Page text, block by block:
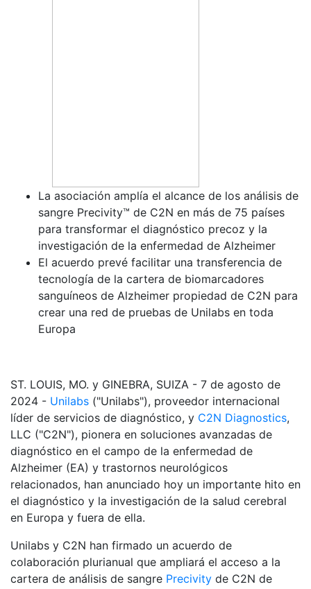
La asociación amplía el alcance de los análisis de
sangre Precivity™ de C2N en más de 75 países
para transformar el diagnóstico precoz y la
investigación de la enfermedad de Alzheimer
El acuerdo prevé facilitar una transferencia de
tecnología de la cartera de biomarcadores
sanguíneos de Alzheimer propiedad de C2N para
crear una red de pruebas de Unilabs en toda
Europa
ST. LOUIS, MO. y GINEBRA, SUIZA - 7 de agosto de
2024 - Unilabs ("Unilabs"), proveedor internacional
líder de servicios de diagnóstico, y C2N Diagnostics,
LLC ("C2N"), pionera en soluciones avanzadas de
diagnóstico en el campo de la enfermedad de
Alzheimer (EA) y trastornos neurológicos
relacionados, han anunciado hoy un importante hito en
el diagnóstico y la investigación de la salud cerebral
en Europa y fuera de ella.
Unilabs y C2N han firmado un acuerdo de
colaboración plurianual que ampliará el acceso a la
cartera de análisis de sangre Precivity de C2N de